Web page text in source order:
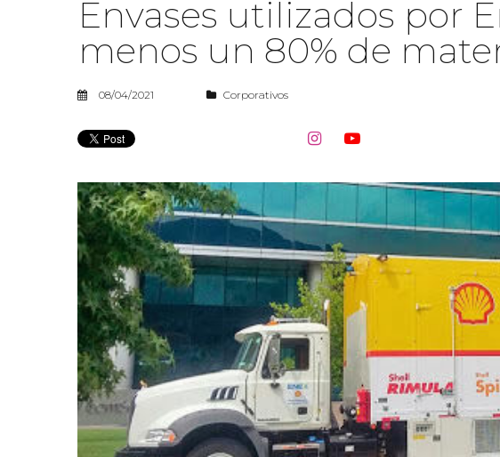
Envases utilizados por
menos un 80% de
08/04/2021 Corporativos
 